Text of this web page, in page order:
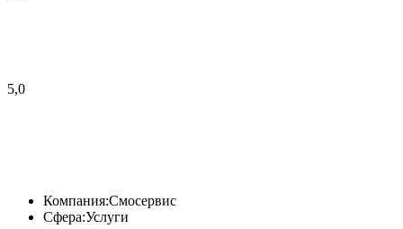
5,0
Компания:Смосервис
Сфера:Услуги